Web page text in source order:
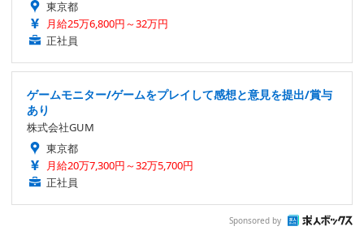
東京都
月給25万6,800円～32万円
正社員
ゲームモニター/ゲームをプレイして感想と意見を提出/賞与
あり
株式会社GUM
東京都
月給20万7,300円～32万5,700円
正社員
Sponsored by